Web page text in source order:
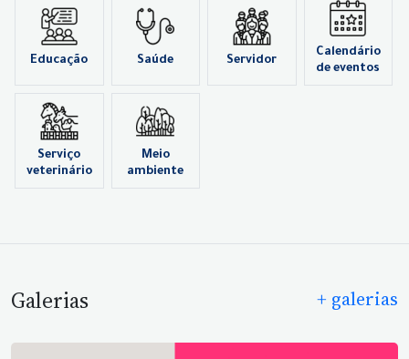
Educação Saúde Servidor
Calendário
de eventos
Serviço
veterinário
Meio
ambiente
Galerias + galerias